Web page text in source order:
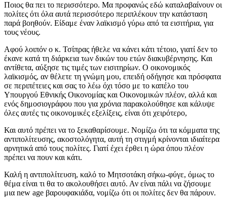
Ποιος θα πει το περισσότερο. Μα προφανώς εδώ καταλαβαίνουν οι
πολίτες ότι όλα αυτά περισσότερο περιπλέκουν την κατάσταση
παρά βοηθούν. Είδαμε έναν λαϊκισμό γύρω από τα εισιτήρια, για
τους νέους.
Αφού λοιπόν ο κ. Τσίπρας ήθελε να κάνει κάτι τέτοιο, γιατί δεν το
έκανε κατά τη διάρκεια των δικών του ετών διακυβέρνησης. Και
αντίθετα, αύξησε τις τιμές των εισιτηρίων. Ο οικονομικός
λαϊκισμός, αν θέλετε τη γνώμη μου, επειδή οδήγησε και πρόσφατα
σε περιπέτειες και σας το λέω όχι τόσο με το καπέλο του
Υπουργού Εθνικής Οικονομίας και Οικονομικών πλέον, αλλά και
ενός δημοσιογράφου που για χρόνια παρακολούθησε και κάλυψε
όλες αυτές τις οικονομικές εξελίξεις, είναι ότι χειρότερο,
Και αυτό πρέπει να το ξεκαθαρίσουμε. Νομίζω ότι τα κόμματα της
αντιπολίτευσης, ακοστολόγητα, αυτή τη στιγμή κρίνονται ιδιαίτερα
αρνητικά από τους πολίτες. Γιατί έχει έρθει η ώρα όπου πλέον
πρέπει να πουν και κάτι.
Καλή η αντιπολίτευση, καλό το Μητσοτάκη σήκω-φύγε, όμως το
θέμα είναι τι θα το ακολουθήσει αυτό. Αν είναι πάλι να ζήσουμε
μια new age βαρουφακιάδα, νομίζω ότι οι πολίτες δεν θα πάρουν.